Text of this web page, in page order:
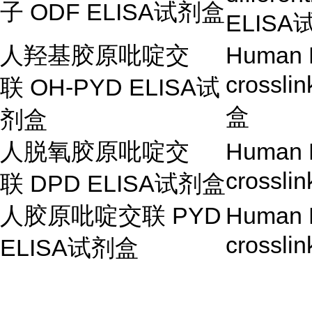
子 ODF ELISA试剂盒ELISA
人羟基胶原吡啶交
联 OH-PYD ELISA试
剂盒
Human
盒
人脱氧胶原吡啶交
联 DPD ELISA试剂盒
Human
人胶原吡啶交联 PYD
ELISA试剂盒
Human